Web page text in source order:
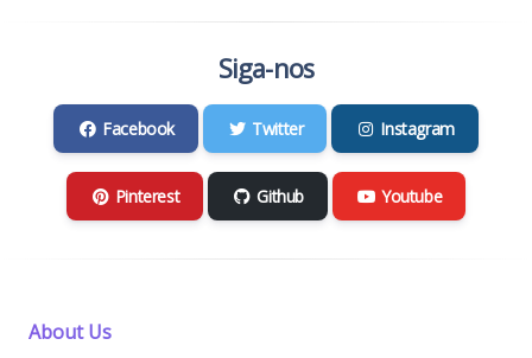
Siga-nos
Facebook Twitter Instagram
Pinterest Github Youtube
About Us